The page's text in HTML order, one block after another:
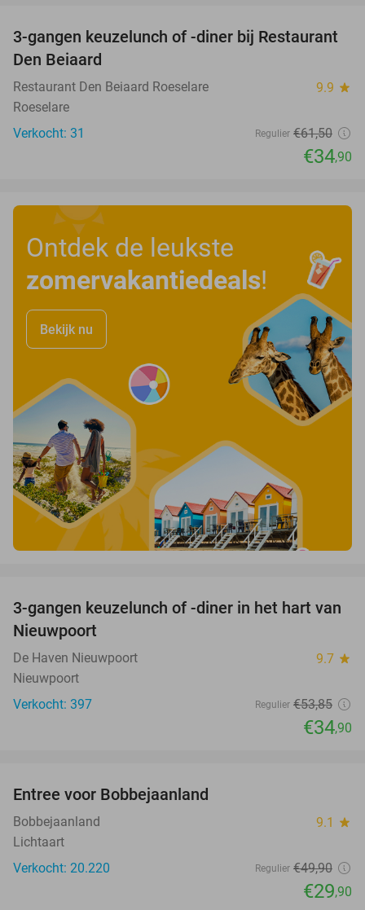
43%
3-gangen keuzelunch of -diner bij Restaurant
Den Beiaard
Restaurant Den Beiaard Roeselare 9.9 star
Roeselare
Verkocht: 31
Regulier €61,50
€34,90
Ontdek de leukste
zomervakantiedeals!
Bekijk nu
35%
3-gangen keuzelunch of -diner in het hart van
Nieuwpoort
De Haven Nieuwpoort 9.7 star
Nieuwpoort
Verkocht: 397
Regulier €53,85
€34,90
Entree voor Bobbejaanland
Bobbejaanland 9.1 star
Lichtaart
Verkocht: 20.220
Regulier €49,90
€29,90